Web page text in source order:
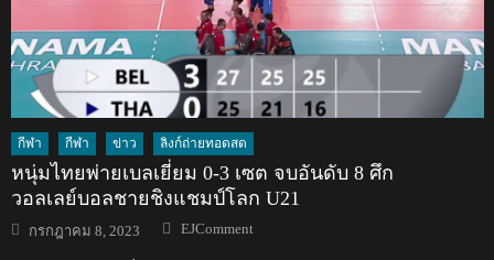
กีฬา กีฬา ข่าว ลิงก์ถ่ายทอดสด
หนุ่มไทยพ่ายเบลเยี่ยม 0-3 เซต จบอันดับ 8 ศึก
วอลเลย์บอลชายชิงแชมป์โลก U21
Posted
on
กรกฎาคม 8, 2023 Author
EJComment